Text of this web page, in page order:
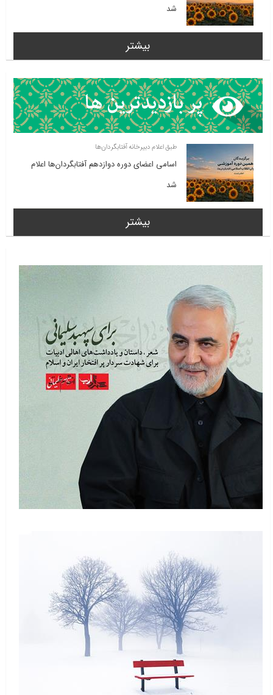
شد
بیشتر
طبق اعلام دبیرخانه آفتابگردان‌ها
اسامی اعضای دوره دوازدهم آفتابگردان‌ها اعلام
شد
بیشتر